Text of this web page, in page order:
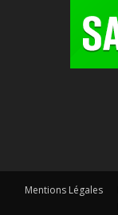
Mentions Légales